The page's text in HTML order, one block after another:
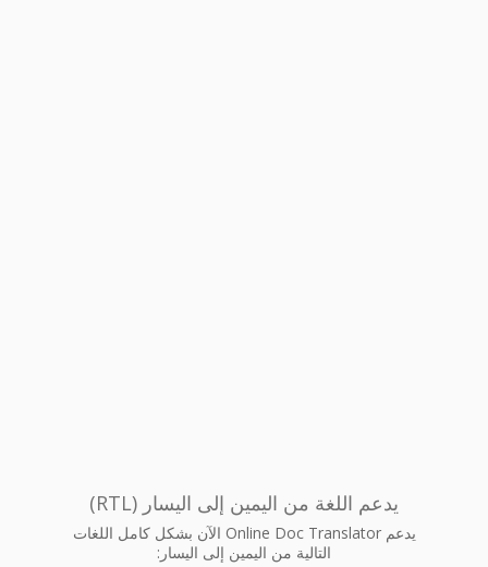
يدعم اللغة من اليمين إلى اليسار (RTL)
يدعم Online Doc Translator الآن بشكل كامل اللغات
التالية من اليمين إلى اليسار: